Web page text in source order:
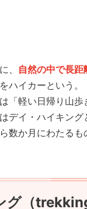
、 自然の中で長距
ハイカーという。
「軽い日帰り山
デイ・ハイキング
数か月にわたる
グ（